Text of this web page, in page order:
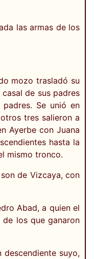
las armas de los
mozo trasladó su
de sus padres
Se unió en
tres salieron a
Ayerbe con Juana
hasta la
mismo tronco.
de Vizcaya, con
Abad, a quien el
los que ganaron
suyo,